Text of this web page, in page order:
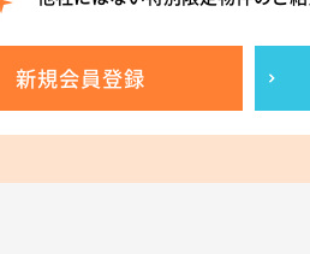
新規会員登録